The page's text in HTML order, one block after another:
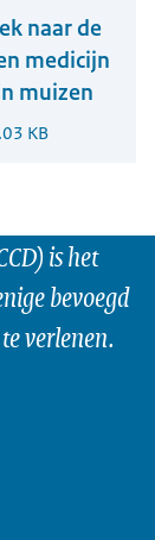
naar de
medicijn
muizen
KB
is het
bevoegd
verlenen.